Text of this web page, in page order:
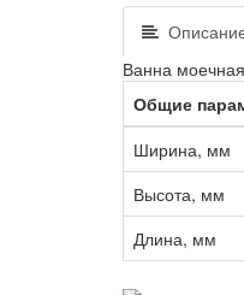
Ванна
Общие
Ширина, мм
Высота, мм
Длина, мм